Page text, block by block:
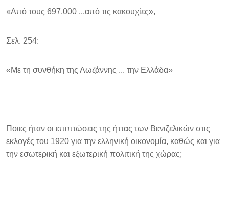
«Από τους 697.000 ...από τις κακουχίες»,
Σελ. 254:
«Με τη συνθήκη της Λωζάννης ... την Ελλάδα»
Ποιες ήταν οι επιπτώσεις της ήττας των Βενιζελικών στις
εκλογές του 1920 για την ελληνική οικονομία, καθώς και για
την εσωτερική και εξωτερική πολιτική της χώρας;